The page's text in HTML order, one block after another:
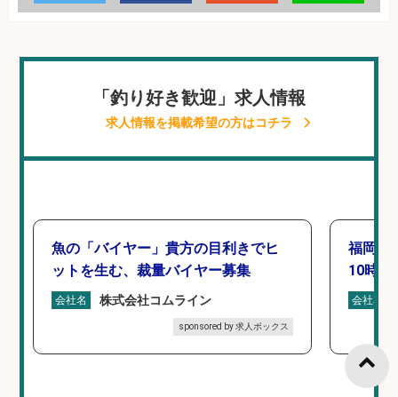
「釣り好き歓迎」求人情報
求人情報を掲載希望の方はコチラ
魚の「バイヤー」貴方の目利きでヒ
ットを生む、裁量バイヤー募集
会社名 株式会社コムライン
sponsored by 求人ボックス
福岡「
10時間
会社名